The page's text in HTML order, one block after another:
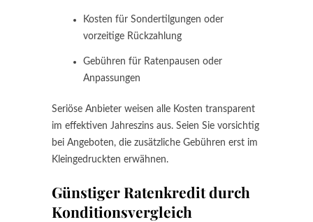
Kosten für Sondertilgungen oder
vorzeitige Rückzahlung
Gebühren für Ratenpausen oder
Anpassungen
Seriöse Anbieter weisen alle Kosten transparent
im effektiven Jahreszins aus. Seien Sie vorsichtig
bei Angeboten, die zusätzliche Gebühren erst im
Kleingedruckten erwähnen.
Günstiger Ratenkredit durch
Konditionsvergleich